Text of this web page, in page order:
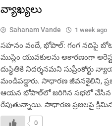
వ్యాఖ్యలు
Sahanam Vande 1 week ago
సహనం వందే, భోపాల్: గంగ నదిపై
ముస్లిం యువకులను అకారణంగా
దుస్థితికి నిదర్శనమని సుప్రీంకోర్టు
మండిపడ్డారు. సాధారణ జీవనశైలిని,
ఆయన భోపాల్‌లో జరిగిన సభలో చేసిన
రేపుతున్నాయి. సాధారణ ప్రజలపై
0